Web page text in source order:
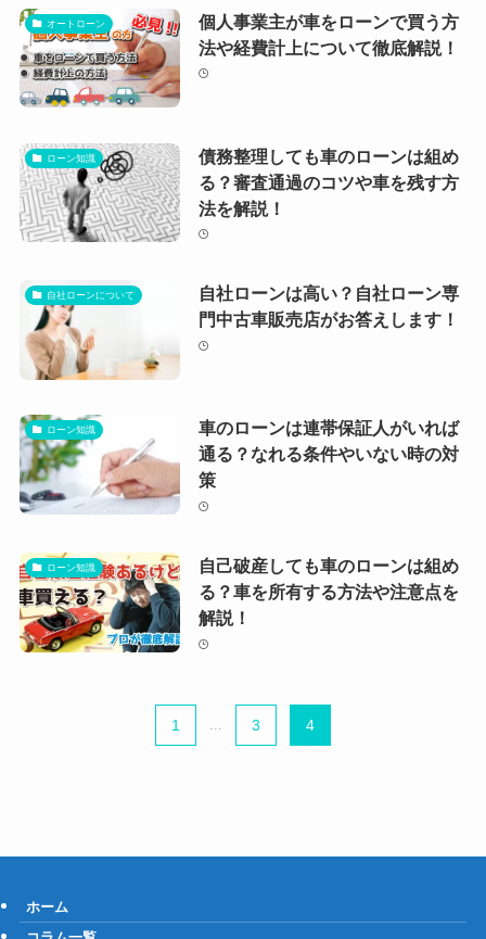
オートローン
個人事業主が車をローンで買う方
法や経費計上について徹底解説！
ローン知識
債務整理しても車のローンは組め
る？審査通過のコツや車を残す方
法を解説！
自社ローンについて
自社ローンは高い？自社ローン専
門中古車販売店がお答えします！
ローン知識
車のローンは連帯保証人がいれば
通る？なれる条件やいない時の対
策
ローン知識
自己破産しても車のローンは組め
る？車を所有する方法や注意点を
解説！
1 3 4
ホーム